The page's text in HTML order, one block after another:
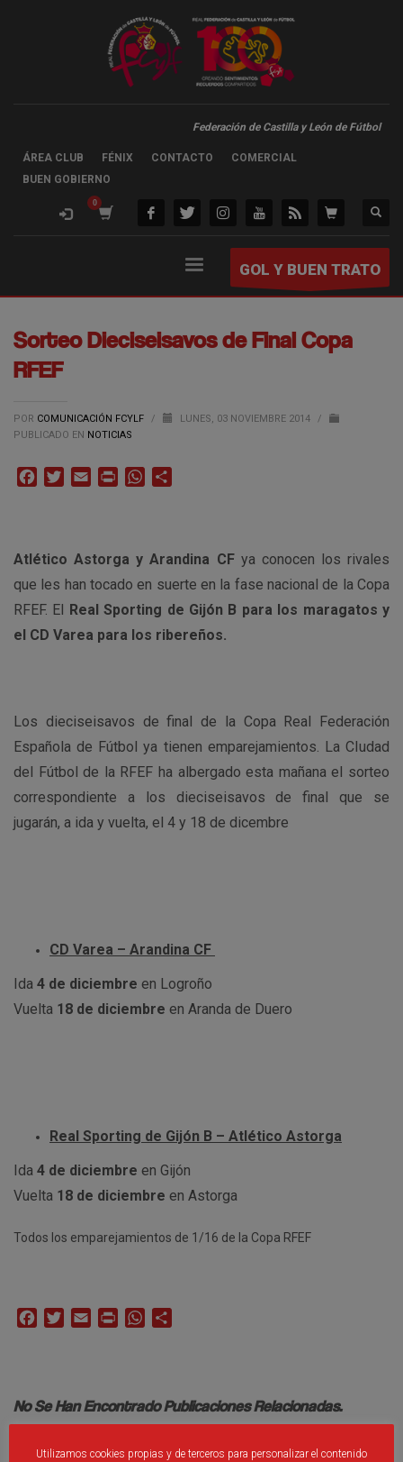
Federación de Castilla y León de Fútbol
ÁREA CLUB FÉNIX CONTACTO
COMERCIAL
BUEN GOBIERNO
GOL Y BUEN TRATO
Sorteo Dieciseisavos de Final Copa
RFEF
POR COMUNICACIÓN FCYLF / LUNES, 03 NOVIEMBRE 2014
/
PUBLICADO EN NOTICIAS
FacebookTwitterEmail Print WhatsApp
Atlético Astorga y Arandina CFya conocen los rivales
que les han tocado en suerte en la fase nacional de la Copa
RFEF. El Real Sporting de Gijón B para los maragatos y
el CD Varea para los ribereños.
Los dieciseisavos de final de la Copa Real Federación
Española de Fútbol ya tienen emparejamientos. La CIudad
del Fútbol de la RFEF ha albergado esta mañana el sorteo
correspondiente a los dieciseisavos de final que se
jugarán, a ida y vuelta, el 4 y 18 de dicembre
CD Varea – Arandina CF
Ida 4 de diciembre en Logroño
Vuelta 18 de diciembre en Aranda de Duero
Real Sporting de Gijón B – Atlético Astorga
Ida 4 de diciembre en Gijón
Vuelta 18 de diciembre en Astorga
Todos los emparejamientos de 1/16 de la Copa RFEF
FacebookTwitterEmail Print WhatsApp
No Se Han Encontrado Publicaciones Relacionadas.
Utilizamos cookies propias y de terceros para personalizar el contenido